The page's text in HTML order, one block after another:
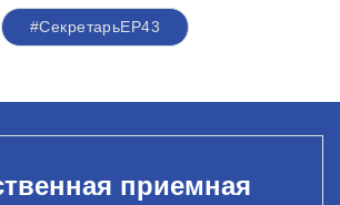
#СекретарьЕР43
приемная